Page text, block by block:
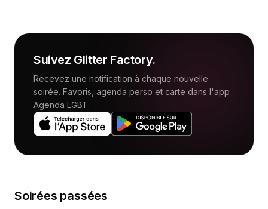
Suivez Glitter Factory.
Recevez une notification à chaque nouvelle
soirée. Favoris, agenda perso et carte dans l'app
Agenda LGBT.
Soirées passées